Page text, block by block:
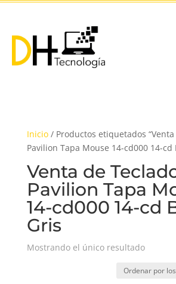
Inicio/ Productos etiquetados “Venta
Pavilion Tapa Mouse 14-cd000 14-cd
Venta de
Pavilion Tapa
14-cd000 14-cd
Gris
Mostrando el único resultado